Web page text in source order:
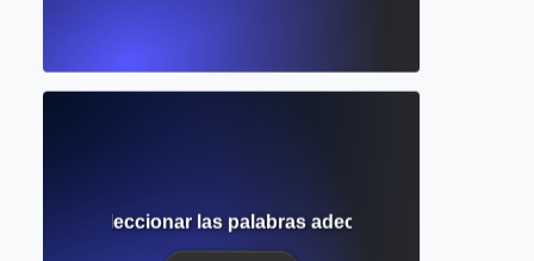
Cómo seleccionar las palabras adecuadas para la